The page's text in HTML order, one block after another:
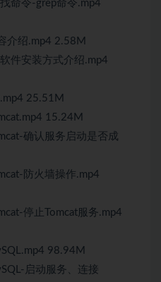
命令-grep命令.mp4
介绍.mp4 2.58M
件安装方式介绍.mp4
25.51M
15.24M
确认服务启动是否成
防火墙操作.mp4
停止Tomcat服务.mp4
98.94M
启动服务、连接